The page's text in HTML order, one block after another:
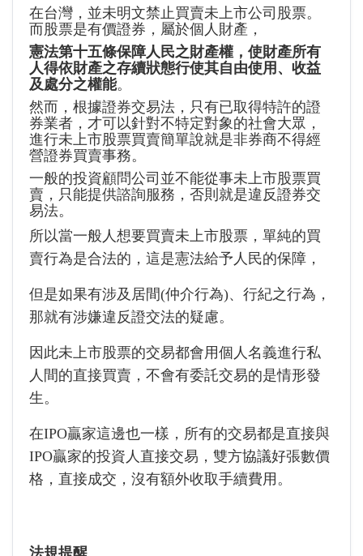
在台灣，並未明文禁止買賣未上市公司股票。
而股票是有價證券，屬於個人財產，
憲法第十五條保障人民之財產權，使財產所有
人得依財產之存續狀態行使其自由使用、收益
及處分之權能。
然而，根據證券交易法，只有已取得特許的證
券業者，才可以針對不特定對象的社會大眾，
進行未上市股票買賣簡單說就是非券商不得經
營證券買賣事務。
一般的投資顧問公司並不能從事未上市股票買
賣，只能提供諮詢服務，否則就是違反證券交
易法。
所以當一般人想要買賣未上市股票，單純的買
賣行為是合法的，這是憲法給予人民的保障，
但是如果有涉及居間(仲介行為)、行紀之行為，
那就有涉嫌違反證交法的疑慮。
因此未上市股票的交易都會用個人名義進行私
人間的直接買賣，不會有委託交易的是情形發
生。
在IPO贏家這邊也一樣，所有的交易都是直接與
IPO贏家的投資人直接交易，雙方協議好張數價
格，直接成交，沒有額外收取手續費用。
法規提醒